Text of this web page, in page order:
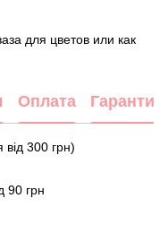
для цветов или как
Оплата Гарантия
300 грн)
90 грн